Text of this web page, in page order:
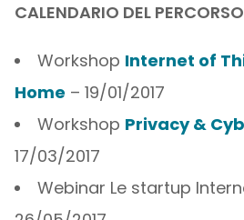
CALENDARIO DEL
Workshop Internet of
Home – 19/01/2017
Workshop Privacy &
17/03/2017
Webinar Le startup